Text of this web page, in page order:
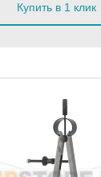
Купить в 1 клик